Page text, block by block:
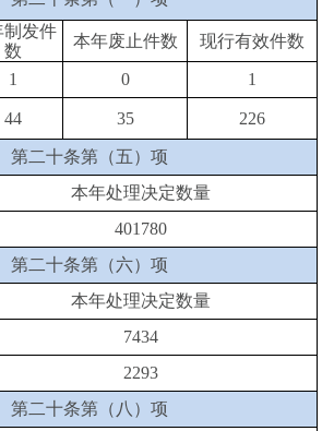
制发件
数
本年废止件数 现行有效件数
1 0
1
44 35 226
第二十条第（五）项
本年处理决定数量
401780
第二十条第（六）项
本年处理决定数量
7434
2293
第二十条第（八）项